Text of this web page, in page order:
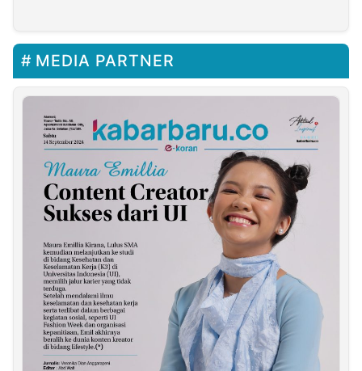
MEDIA PARTNER